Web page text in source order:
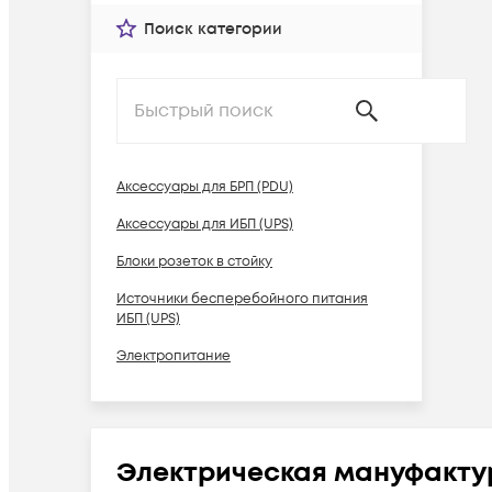
Поиск категории
Аксессуары для БРП (PDU)
Аксессуары для ИБП (UPS)
Блоки розеток в стойку
Источники бесперебойного питания
ИБП (UPS)
Электропитание
Электрическая